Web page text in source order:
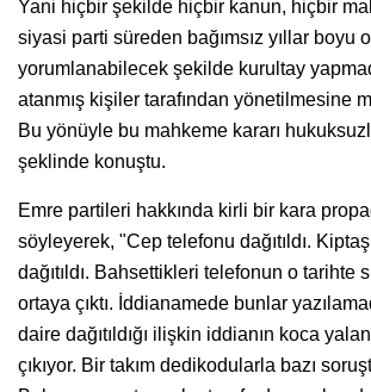
Yani hiçbir şekilde hiçbir kanun, hiçbir
siyasi parti süreden bağımsız yıllar boyu
yorumlanabilecek şekilde kurultay
atanmış kişiler tarafından yönetilmesine
Bu yönüyle bu mahkeme kararı
şeklinde konuştu.
Emre partileri hakkında kirli bir kara
söyleyerek, "Cep telefonu dağıtıldı.
dağıtıldı. Bahsettikleri telefonun o tarihte
ortaya çıktı. İddianamede bunlar
daire dağıtıldığı ilişkin iddianın koca
çıkıyor. Bir takım dedikodularla bazı